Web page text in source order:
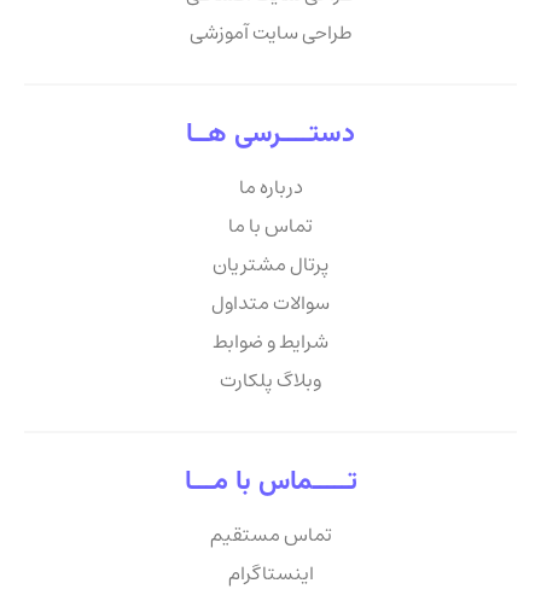
طراحی سایت آموزشی
دستــــرسی هــا
درباره ما
تماس با ما
پرتال مشتریان
سوالات متداول
شرایط و ضوابط
وبلاگ پلکارت
تـــــماس با مـــا
تماس مستقیم
اینستاگرام